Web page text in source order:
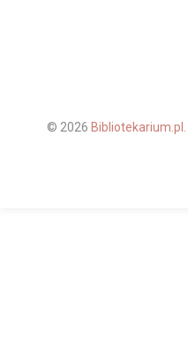
© 2026 Bibliotekarium.pl.